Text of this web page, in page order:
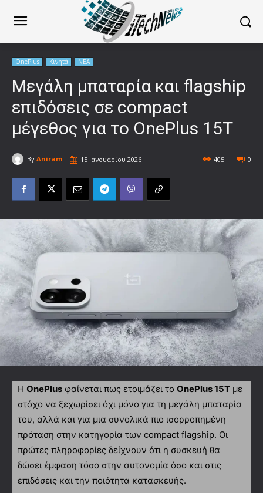
OnePlus Κινητά ΝΕΑ
Μεγάλη μπαταρία και flagship
επιδόσεις σε compact
μέγεθος για το OnePlus 15T
By Aniram 15 Ιανουαρίου 2026 0
405
Η OnePlus φαίνεται πως ετοιμάζει το OnePlus 15T με
στόχο να ξεχωρίσει όχι μόνο για τη μεγάλη μπαταρία
του, αλλά και για μια συνολικά πιο ισορροπημένη
πρόταση στην κατηγορία των compact flagship. Οι
πρώτες πληροφορίες δείχνουν ότι η συσκευή θα
δώσει έμφαση τόσο στην αυτονομία όσο και στις
επιδόσεις και την ποιότητα κατασκευής.